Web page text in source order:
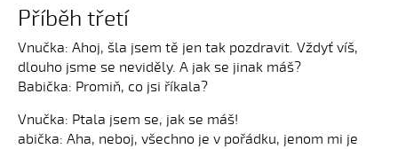
Příběh třetí
Vnučka: Ahoj, šla jsem tě jen tak pozdravit. Vždyť víš,
dlouho jsme se neviděly. A jak se jinak máš?
Babička: Promiň, co jsi říkala?
Vnučka: Ptala jsem se, jak se máš!
abička: Aha, neboj, všechno je v pořádku, jenom mi je